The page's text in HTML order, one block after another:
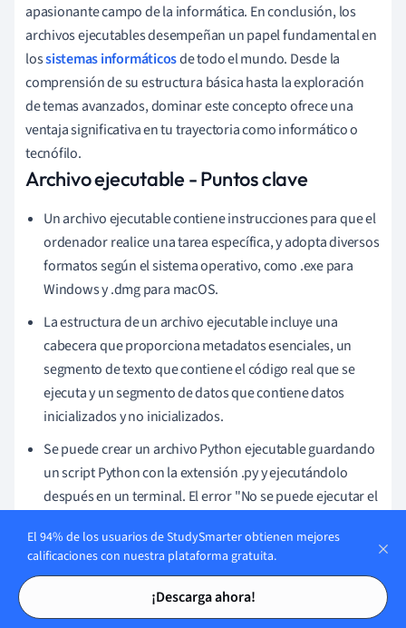
Tarjetas de estudio
Tarjetas de estudio
apasionante campo de la informática. En conclusión, los
archivos ejecutables desempeñan un papel fundamental en
lossistemas informáticosde todo el mundo. Desde la
comprensión de su estructura básica hasta la exploración
de temas avanzados, dominar este concepto ofrece una
ventaja significativa en tu trayectoria como informático o
tecnófilo.
Archivo ejecutable - Puntos clave
Un archivo ejecutable contiene instrucciones para que el
ordenador realice una tarea específica, y adopta diversos
formatos según el sistema operativo, como .exe para
Windows y .dmg para macOS.
La estructura de un archivo ejecutable incluye una
cabecera que proporciona metadatos esenciales, un
segmento de texto que contiene el código real que se
ejecuta y un segmento de datos que contiene datos
inicializados y no inicializados.
Se puede crear un archivo Python ejecutable guardando
un script Python con la extensión .py y ejecutándolo
después en un terminal. El error "No se puede ejecutar el
permisos de ejecución son correctos, si el archivo está
dañado y si el sistema y el archivo son compatibles.
Los archivos ejecutables son diferentes de los archivos
de datos, que no contienen código que pueda ejecutarse,
El 94% de los usuarios de StudySmarter obtienen mejores
calificaciones con nuestra plataforma gratuita.
¡Descarga ahora!